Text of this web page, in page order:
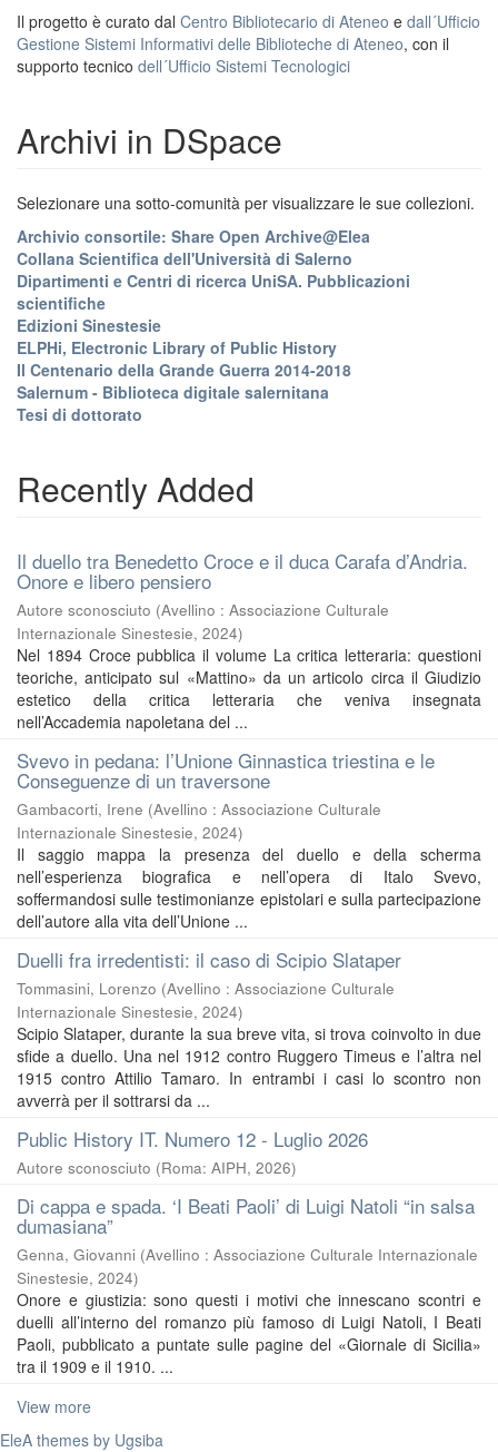
Il progetto è curato dal Centro Bibliotecario di Ateneo e dall´Ufficio
Gestione Sistemi Informativi delle Biblioteche di Ateneo, con il
supporto tecnico dell´Ufficio Sistemi Tecnologici
Archivi in DSpace
Selezionare una sotto-comunità per visualizzare le sue collezioni.
Archivio consortile: Share Open Archive@Elea
Collana Scientifica dell'Università di Salerno
Dipartimenti e Centri di ricerca UniSA. Pubblicazioni
scientifiche
Edizioni Sinestesie
ELPHi, Electronic Library of Public History
Il Centenario della Grande Guerra 2014-2018
Salernum - Biblioteca digitale salernitana
Tesi di dottorato
Recently Added
Il duello tra Benedetto Croce e il duca Carafa d’Andria.
Onore e libero pensiero
Autore sconosciuto (Avellino : Associazione Culturale
Internazionale Sinestesie, 2024)
Nel 1894 Croce pubblica il volume La critica letteraria: questioni
teoriche, anticipato sul «Mattino» da un articolo circa il Giudizio
estetico della critica letteraria che veniva insegnata
nell’Accademia napoletana del ...
Svevo in pedana: l’Unione Ginnastica triestina e le
Conseguenze di un traversone
Gambacorti, Irene (Avellino : Associazione Culturale
Internazionale Sinestesie, 2024)
Il saggio mappa la presenza del duello e della scherma
nell’esperienza biografica e nell’opera di Italo Svevo,
soffermandosi sulle testimonianze epistolari e sulla partecipazione
dell’autore alla vita dell’Unione ...
Duelli fra irredentisti: il caso di Scipio Slataper
Tommasini, Lorenzo (Avellino : Associazione Culturale
Internazionale Sinestesie, 2024)
Scipio Slataper, durante la sua breve vita, si trova coinvolto in due
sfide a duello. Una nel 1912 contro Ruggero Timeus e l’altra nel
1915 contro Attilio Tamaro. In entrambi i casi lo scontro non
avverrà per il sottrarsi da ...
Public History IT. Numero 12 - Luglio 2026
Autore sconosciuto (Roma: AIPH, 2026)
Di cappa e spada. ‘I Beati Paoli’ di Luigi Natoli “in salsa
dumasiana”
Genna, Giovanni (Avellino : Associazione Culturale Internazionale
Sinestesie, 2024)
Onore e giustizia: sono questi i motivi che innescano scontri e
duelli all’interno del romanzo più famoso di Luigi Natoli, I Beati
Paoli, pubblicato a puntate sulle pagine del «Giornale di Sicilia»
tra il 1909 e il 1910. ...
View more
EleA themes by Ugsiba